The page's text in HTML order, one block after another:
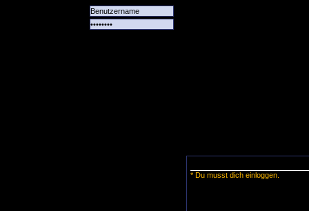
* Du musst dich einloggen.